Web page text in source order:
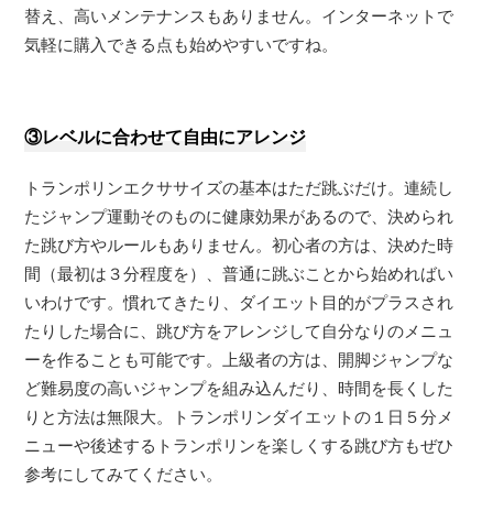
替え、高いメンテナンスもありません。インターネットで
気軽に購入できる点も始めやすいですね。
③レベルに合わせて自由にアレンジ
トランポリンエクササイズの基本はただ跳ぶだけ。連続し
たジャンプ運動そのものに健康効果があるので、決められ
た跳び方やルールもありません。初心者の方は、決めた時
間（最初は３分程度を）、普通に跳ぶことから始めればい
いわけです。慣れてきたり、ダイエット目的がプラスされ
たりした場合に、跳び方をアレンジして自分なりのメニュ
ーを作ることも可能です。上級者の方は、開脚ジャンプな
ど難易度の高いジャンプを組み込んだり、時間を長くした
りと方法は無限大。トランポリンダイエットの１日５分メ
ニューや後述するトランポリンを楽しくする跳び方もぜひ
参考にしてみてください。